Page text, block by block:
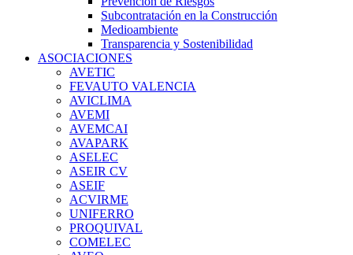
Subcontratación en la Construcción
Medioambiente
Transparencia y Sostenibilidad
ASOCIACIONES
AVETIC
FEVAUTO VALENCIA
AVICLIMA
AVEMI
AVEMCAI
AVAPARK
ASELEC
ASEIR CV
ASEIF
ACVIRME
UNIFERRO
PROQUIVAL
COMELEC